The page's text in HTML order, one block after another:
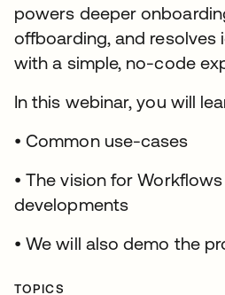
powers deeper
offboarding, and resolves
with a simple, no-code
In this webinar, you will
• Common use-cases
• The vision for
developments
• We will also demo the
TOPICS